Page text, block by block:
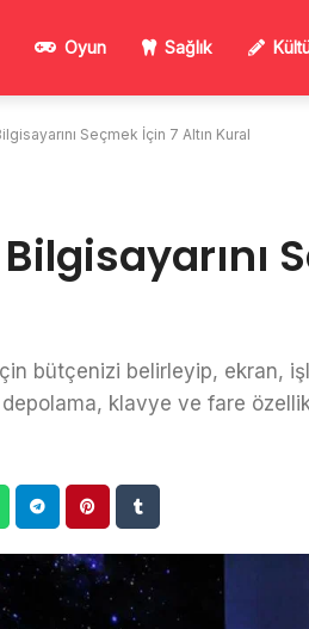
Oyun Sağlık
Seçmek İçin 7 Altın Kural
bütçenizi belirleyip, ekran,
klavye ve fare